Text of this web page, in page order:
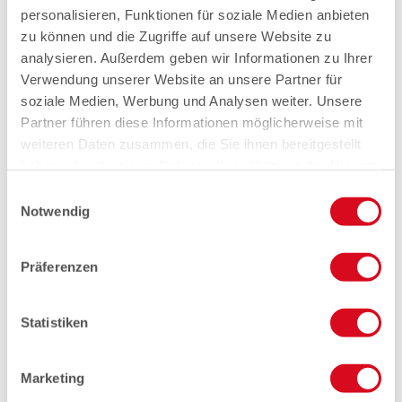
personalisieren, Funktionen für soziale Medien anbieten
zu können und die Zugriffe auf unsere Website zu
analysieren. Außerdem geben wir Informationen zu Ihrer
Verwendung unserer Website an unsere Partner für
soziale Medien, Werbung und Analysen weiter. Unsere
Partner führen diese Informationen möglicherweise mit
weiteren Daten zusammen, die Sie ihnen bereitgestellt
Notwendig
Präferenzen
Statistiken
Marketing